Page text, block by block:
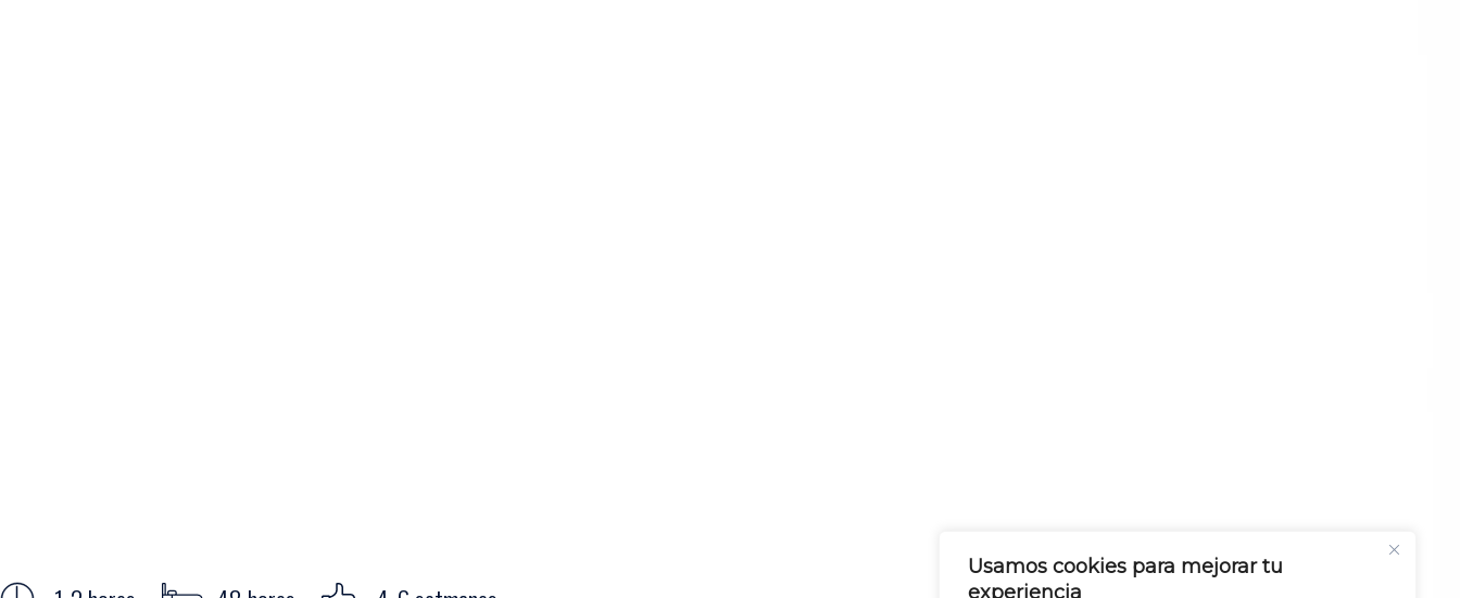
Usamos cookies para mejorar tu
experiencia